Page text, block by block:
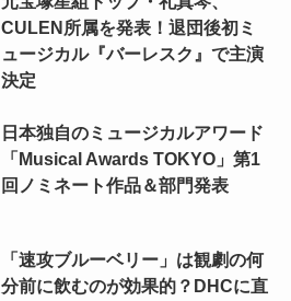
CULEN所属を発表！退団後初ミ
ュージカル『バーレスク』で主演
決定
日本独自のミュージカルアワード
「Musical Awards TOKYO」第1
回ノミネート作品＆部門発表
「速攻ブルーベリー」は観劇の何
分前に飲むのが効果的？DHCに直